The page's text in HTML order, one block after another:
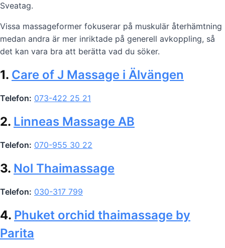
Sveatag.
Vissa massageformer fokuserar på muskulär återhämtning
medan andra är mer inriktade på generell avkoppling, så
det kan vara bra att berätta vad du söker.
1. Care of J Massage i Älvängen
Telefon: 073-422 25 21
2. Linneas Massage AB
Telefon: 070-955 30 22
3. Nol Thaimassage
Telefon: 030-317 799
4. Phuket orchid thaimassage by
Parita